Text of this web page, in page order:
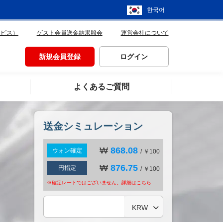
한국어
ス） ゲスト会員送金結果照会 運営会社について
新規会員登録 ログイン
よくあるご質問
送金シミュレーション
ウォン確定 ₩ 868.08 / ￥100
円指定 ₩ 876.75 / ￥100
※確定レートではございません。詳細は こちら
KRW